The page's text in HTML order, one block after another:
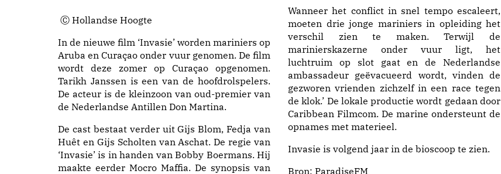
Ⓒ Hollandse Hoogte
In de nieuwe film ‘Invasie’ worden mariniers op
Aruba en Curaçao onder vuur genomen. De film
wordt deze zomer op Curaçao opgenomen.
Tarikh Janssen is een van de hoofdrolspelers.
De acteur is de kleinzoon van oud-premier van
de Nederlandse Antillen Don Martina.
De cast bestaat verder uit Gijs Blom, Fedja van
Huêt en Gijs Scholten van Aschat. De regie van
‘Invasie’ is in handen van Bobby Boermans. Hij
maakte eerder Mocro Maffia. De synopsis van
Wanneer het conflict in snel tempo escaleert,
moeten drie jonge mariniers in opleiding het
verschil zien te maken. Terwijl de
marinierskazerne onder vuur ligt, het
luchtruim op slot gaat en de Nederlandse
ambassadeur geëvacueerd wordt, vinden de
gezworen vrienden zichzelf in een race tegen
de klok.’ De lokale productie wordt gedaan door
Caribbean Filmcom. De marine ondersteunt de
opnames met materieel.
Invasie is volgend jaar in de bioscoop te zien.
Bron: ParadiseFM